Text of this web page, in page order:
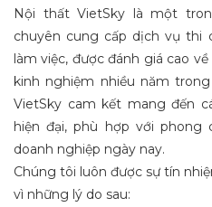
Nội thất VietSky là một
chuyên cung cấp dịch vụ thi
làm việc, được đánh giá cao
kinh nghiệm nhiều năm
VietSky cam kết mang đến
hiện đại, phù hợp với phong
doanh nghiệp ngày nay.
Chúng tôi luôn được sự tín
vì những lý do sau: